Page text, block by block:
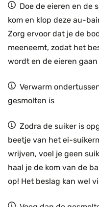
Doe de eieren en de
kom en klop deze au-
Zorg ervoor dat je de
meeneemt, zodat het
wordt en de eieren
Verwarm
gesmolten is
Zodra de suiker is
beetje van het ei-
wrijven, voel je geen
haal je de kom van de
op! Het beslag kan wel